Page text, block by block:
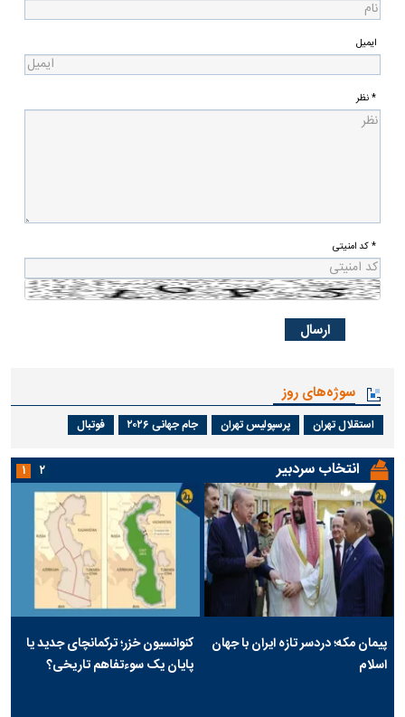
ایمیل
* نظر
* کد امنیتی
سوژه‌های روز
استقلال تهران پرسپولیس تهران جام جهانی ۲۰۲۶ فوتبال
انتخاب سردبیر
پیمان مکه؛ دردسر تازه ایران با جهان
اسلام
کنوانسیون خزر؛ ترکمانچای جدید یا
پایان یک سوءتفاهم تاریخی؟
۱ ۲